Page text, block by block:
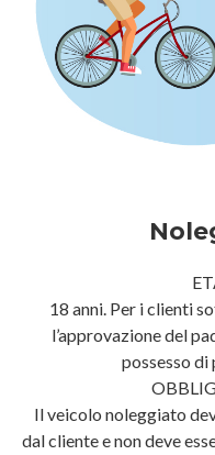
18 anni. Per i clienti
l’approvazione del
possesso di
Il veicolo noleggiato
dal cliente e non deve